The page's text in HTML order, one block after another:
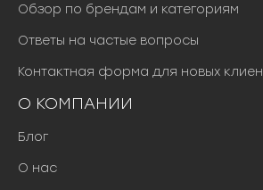
Обзор по брендам и категориям
Ответы на частые вопросы
Контактная форма для новых
О КОМПАНИИ
Блог
О нас